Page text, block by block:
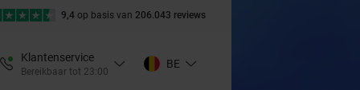
9,4 op basis van 206.043 reviews
Klantenservice
Bereikbaar tot 23:00
BE